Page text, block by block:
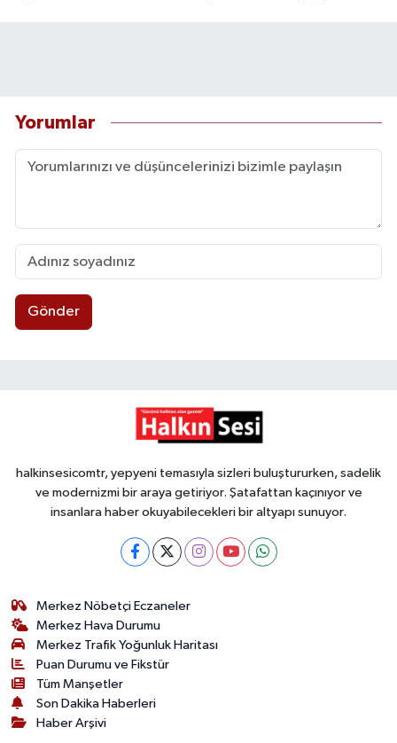
Yorumlar
Gönder
halkinsesicomtr, yepyeni temasıyla sizleri buluştururken, sadelik
ve modernizmi bir araya getiriyor. Şatafattan kaçınıyor ve
insanlara haber okuyabilecekleri bir altyapı sunuyor.
Merkez Nöbetçi Eczaneler
Merkez Hava Durumu
Merkez Trafik Yoğunluk Haritası
Puan Durumu ve Fikstür
Tüm Manşetler
Son Dakika Haberleri
Haber Arşivi